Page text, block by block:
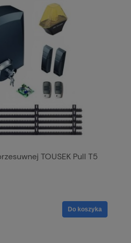
TOUSEK Pull T5
Do koszyka